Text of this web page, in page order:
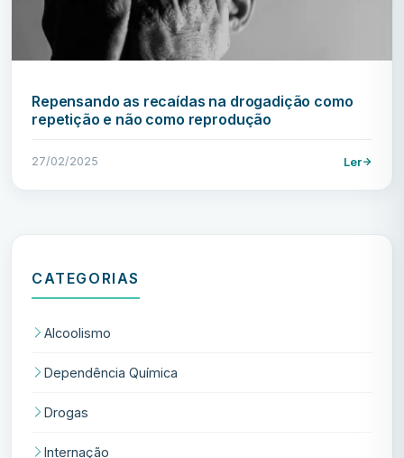
Repensando as recaídas na drogadição como
repetição e não como reprodução
27/02/2025 Ler
CATEGORIAS
Alcoolismo
Dependência Química
Drogas
Internação